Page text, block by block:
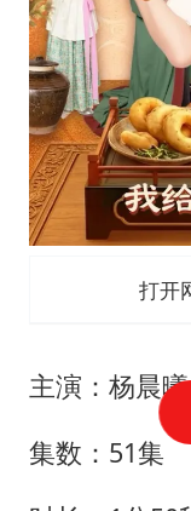
打开
主演：杨晨
集数：51集